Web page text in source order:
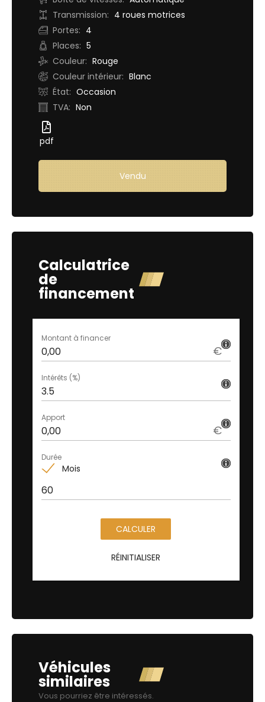
Transmission: 4 roues motrices
Portes: 4
Places: 5
Couleur: Rouge
Couleur intérieur: Blanc
État: Occasion
TVA: Non
pdf
Vendu
Calculatrice
de
financement
€
Montant à financer
Intérêts (%)
€
Apport
Mois
Durée
CALCULER
RÉINITIALISER
Véhicules
similaires
Vous pourriez être intéressés.